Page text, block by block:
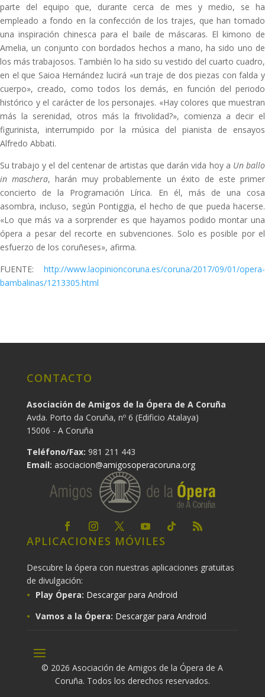
parte del equipo que, durante cerca de mes y medio, se ha
empleado a fondo en la confección de los trajes, que han tomado
una inspiración chinesca para el baile de máscaras. El kimono de
Amelia, un conjunto con bordados hechos a mano, ha sido uno de
los más trabajosos. También lo ha sido su vestido del cuarto cuadro,
en el que Saioa Hernández lucirá «un traje de dos piezas con falda y
cuerpo», creado, como todos los demás, en función del periodo
histórico y el carácter de los personajes. «Hay colores que muestran
más la serenidad, otros más la frivolidad?», comienza a decir el
figurinista, interrumpido por la música del pianista de ensayos
Alfredo Abbati.
Su trabajo y el del centenar de artistas que darán vida hoy a Un ballo
in maschera, harán muy probablemente un éxito de este primer
concierto de la Programación Lírica. En él, más de una cosa
asombra, incluso, según Pontiggia, el hecho de que pueda hacerse.
«Lo que más va a sorprender es que hayamos podido montar una
ópera a pesar del recorte en subvenciones. Solo es posible por el
esfuerzo de los coruñeses», afirma.
FUENTE: http://www.laopinioncoruna.es/coruna/2017/09/01/opera-
bambalinas/1213305.html
CONTACTO
Asociación de Amigos de la Ópera de A Coruña
Avda. Porto da Coruña, nº 6 (Edificio Atalaya)
15006 - A Coruña
Teléfono/Fax: 981 211 443
Email: asociacion@amigosoperacoruna.org
APLICACIONES MÓVILES
Descubre la ópera con nuestras aplicaciones gratuitas
de divulgación:
Play Ópera: Descargar para Android
Vamos a la Ópera: Descargar para Android
© 2026 Asociación de Amigos de la Ópera de A
Coruña. Todos los derechos reservados.